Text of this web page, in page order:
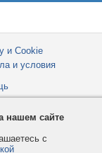
и Cookie
и условия
защищены.
нашем сайте
с